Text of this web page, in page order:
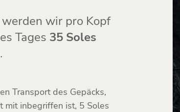
wir pro Kopf
Tages 35 Soles
Transport des Gepäcks,
mit inbegriffen ist, 5 Soles